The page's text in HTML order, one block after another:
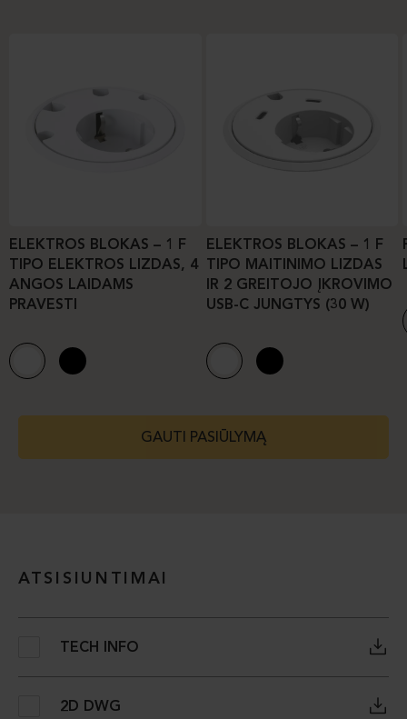
ELEKTROS BLOKAS – 1 F
TIPO ELEKTROS LIZDAS, 4
ANGOS LAIDAMS
PRAVESTI
ELEKTROS BLOKAS – 1 F
TIPO MAITINIMO LIZDAS
IR 2 GREITOJO ĮKROVIMO
USB-C JUNGTYS (30 W)
GAUTI PASIŪLYMĄ
ATSISIUNTIMAI
TECH INFO
2D DWG